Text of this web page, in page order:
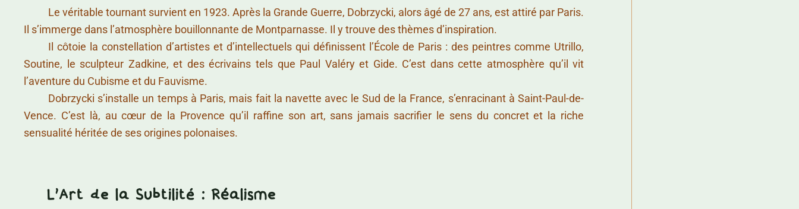
Le véritable tournant survient en 1923. Après la Grande Guerre, Dobrzycki, alors âgé de 27 ans, est attiré par Paris.
Il s’immerge dans l’atmosphère bouillonnante de Montparnasse. Il y trouve des thèmes d’inspiration.
Il côtoie la constellation d’artistes et d’intellectuels qui définissent l’École de Paris : des peintres comme Utrillo,
Soutine, le sculpteur Zadkine, et des écrivains tels que Paul Valéry et Gide. C’est dans cette atmosphère qu’il vit
l’aventure du Cubisme et du Fauvisme.
Dobrzycki s’installe un temps à Paris, mais fait la navette avec le Sud de la France, s’enracinant à Saint-Paul-de-
Vence. C’est là, au cœur de la Provence qu’il raffine son art, sans jamais sacrifier le sens du concret et la riche
sensualité héritée de ses origines polonaises.
L'Art de la Subtilité : Réalisme